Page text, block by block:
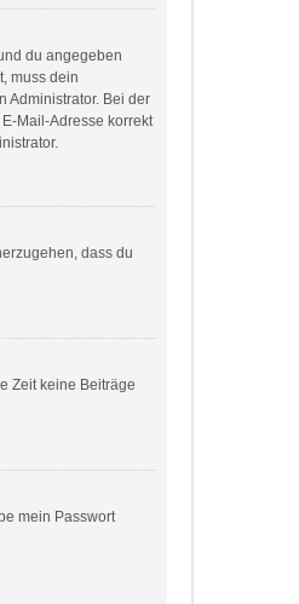
du angegeben
muss dein
Administrator. Bei der
Mail-Adresse korrekt
dass du
Zeit keine Beiträge
mein Passwort